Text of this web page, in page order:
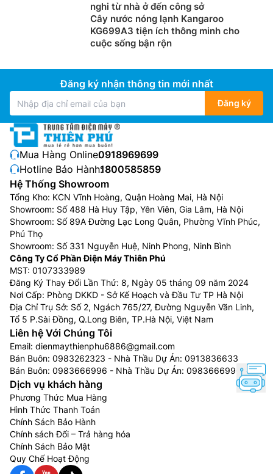
nghi từ nhà ở đến công sở
Cây nước nóng lạnh Kangaroo
KG699A3 tiện ích thông minh cho
cuộc sống bận rộn
Đăng ký nhận thông tin mới nhất
Đăng ký
Mua Hàng Online:0918969699
Hotline Bảo Hành:1800585859
Hệ Thống Showroom
Tổng Kho: KCN Vĩnh Hoàng, Quận Hoàng Mai, Hà Nội
Showroom: Số 488 Hà Huy Tập, Yên Viên, Gia Lâm, Hà Nội
Showroom: Số 89A Đường Lạc Long Quân, Phường Vĩnh Phúc,
Phú Thọ
Showroom: Số 331 Nguyễn Huệ, Ninh Phong, Ninh Bình
Công Ty Cổ Phần Điện Máy Thiên Phú
MST: 0107333989
Đăng Ký Thay Đổi Lần Thứ: 8, Ngày 05 tháng 09 năm 2024
Nơi Cấp: Phòng DKKD - Sở Kế Hoạch và Đầu Tư TP Hà Nội
Địa Chỉ Trụ Sở: Số 2, Ngách 765/27, Đường Nguyễn Văn Linh,
Tổ 5 P.Sài Đồng, Q.Long Biên, TP.Hà Nội, Việt Nam
Liên hệ Với Chúng Tôi
Email: dienmaythienphu6886@gmail.com
Bán Buôn: 0983262323 - Nhà Thầu Dự Án: 0913836633
Bán Buôn: 0983666996 - Nhà Thầu Dự Án: 0983666996
Dịch vụ khách hàng
Phương Thức Mua Hàng
Hình Thức Thanh Toán
Chính Sách Bảo Hành
Chính sách Đổi – Trả hàng hóa
Chính Sách Bảo Mật
Quy Chế Hoạt Động